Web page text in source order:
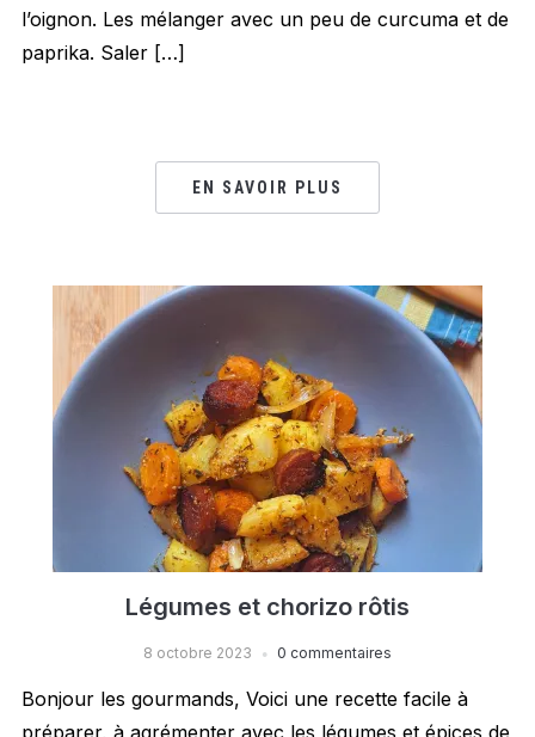
l’oignon. Les mélanger avec un peu de curcuma et de
paprika. Saler […]
EN SAVOIR PLUS
Légumes et chorizo rôtis
8 octobre 2023 0 commentaires
Bonjour les gourmands, Voici une recette facile à